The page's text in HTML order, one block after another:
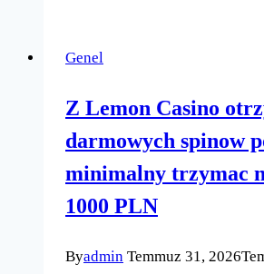
Genel
Z Lemon Casino
darmowych spinow
minimalny trzymac
1000 PLN
Byadmin Temmuz 31, 2026